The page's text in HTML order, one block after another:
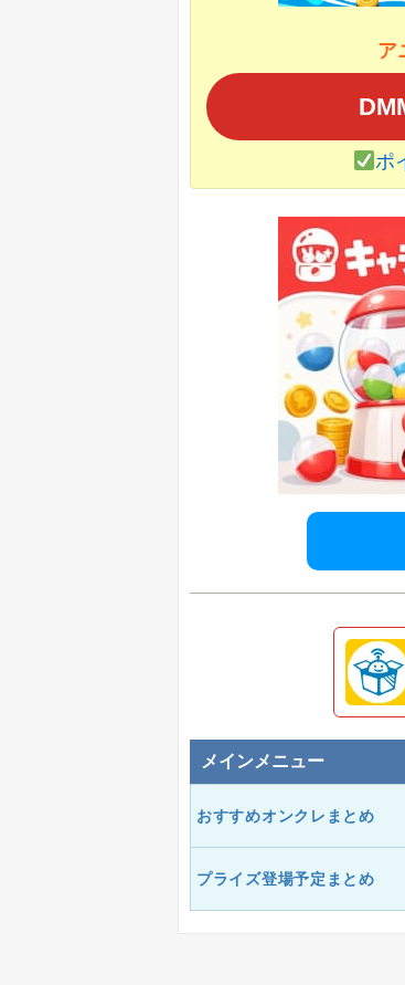
ア
ポ
メインメニュー
おすすめオンクレまとめ
プライズ登場予定まとめ